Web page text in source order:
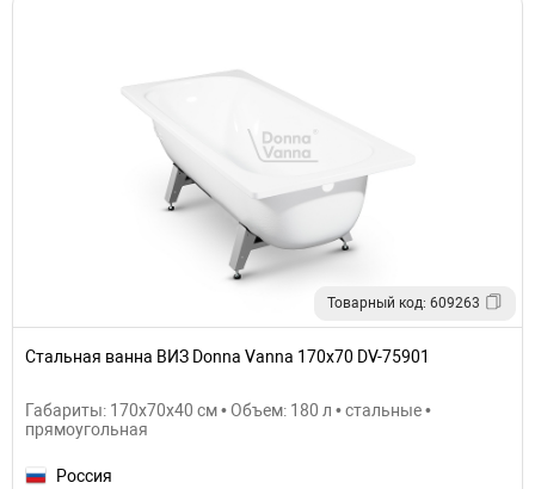
Товарный код: 609263
Стальная ванна ВИЗ Donna Vanna 170x70 DV-75901
Габариты: 170x70x40 см • Объем: 180 л • стальные •
прямоугольная
Россия